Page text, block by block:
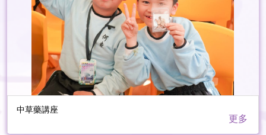
中草藥講座
更多